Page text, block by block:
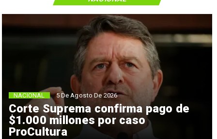
Corte Suprema confirma pago de
$1.000 millones por caso
ProCultura
NACIONAL 5 De Agosto De 2026